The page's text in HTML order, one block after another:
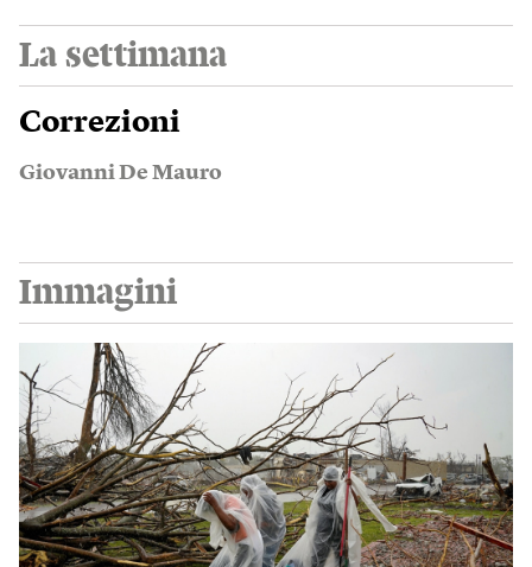
La settimana
Correzioni
Giovanni De Mauro
Immagini